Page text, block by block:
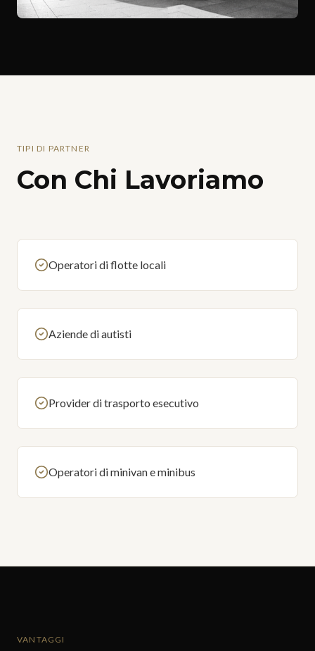
TIPI DI PARTNER
Con Chi Lavoriamo
Operatori di flotte locali
Aziende di autisti
Provider di trasporto esecutivo
Operatori di minivan e minibus
VANTAGGI